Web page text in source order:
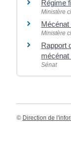
Régime
Ministère
Mécénat
Ministère
Rapport
mécénat
Sénat
© Direction de